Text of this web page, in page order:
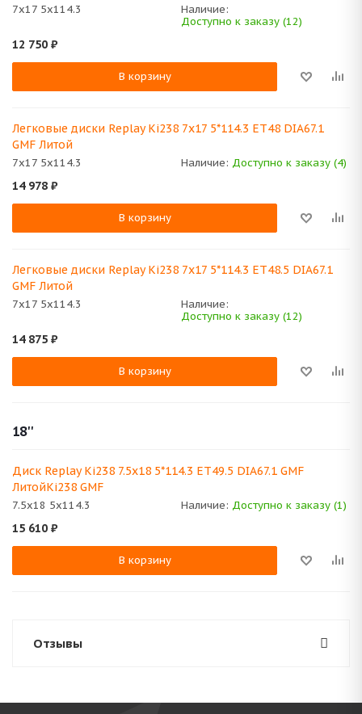
7x17 5x114.3
Наличие:
Доступно к заказу (12)
12 750 ₽
В корзину
Легковые диски Replay Ki238 7x17 5*114.3 ET48 DIA67.1
GMF Литой
7x17 5x114.3 Наличие: Доступно к заказу (4)
14 978 ₽
В корзину
Легковые диски Replay Ki238 7x17 5*114.3 ET48.5 DIA67.1
GMF Литой
7x17 5x114.3
Наличие:
Доступно к заказу (12)
14 875 ₽
В корзину
18''
Диск Replay Ki238 7.5x18 5*114.3 ET49.5 DIA67.1 GMF
ЛитойKi238 GMF
7.5x18 5x114.3 Наличие: Доступно к заказу (1)
15 610 ₽
В корзину
Отзывы